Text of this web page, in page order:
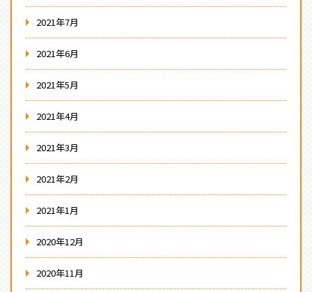
2021年7月
2021年6月
2021年5月
2021年4月
2021年3月
2021年2月
2021年1月
2020年12月
2020年11月